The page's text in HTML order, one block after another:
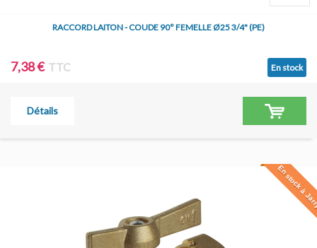
RACCORD LAITON - COUDE 90° FEMELLE Ø25 3/4" (PE)
7,38 € TTC En stock
Détails
En stock à